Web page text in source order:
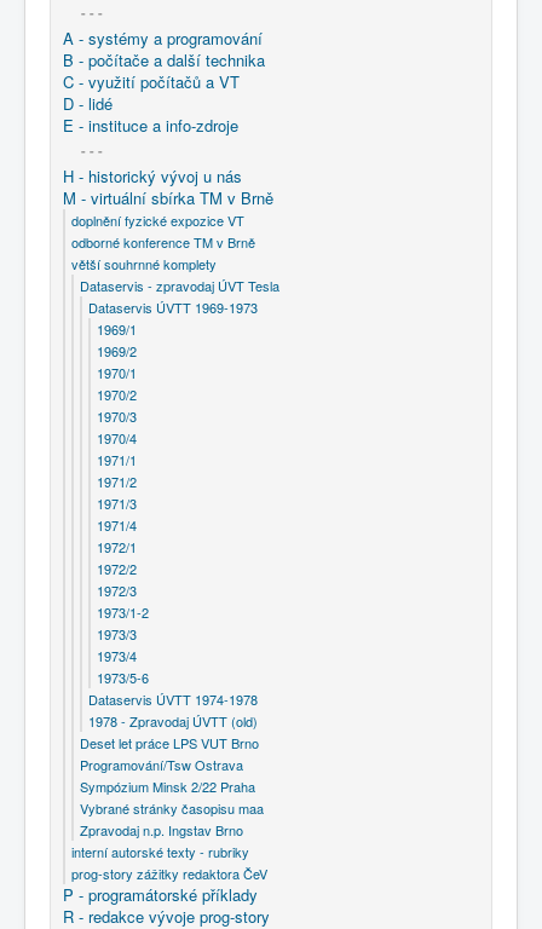
- - -
A - systémy a programování
B - počítače a další technika
C - využití počítačů a VT
D - lidé
E - instituce a info-zdroje
- - -
H - historický vývoj u nás
M - virtuální sbírka TM v Brně
doplnění fyzické expozice VT
odborné konference TM v Brně
větší souhrnné komplety
Dataservis - zpravodaj ÚVT Tesla
Dataservis ÚVTT 1969-1973
1969/1
1969/2
1970/1
1970/2
1970/3
1970/4
1971/1
1971/2
1971/3
1971/4
1972/1
1972/2
1972/3
1973/1-2
1973/3
1973/4
1973/5-6
Dataservis ÚVTT 1974-1978
1978 - Zpravodaj ÚVTT (old)
Deset let práce LPS VUT Brno
Programování/Tsw Ostrava
Sympózium Minsk 2/22 Praha
Vybrané stránky časopisu maa
Zpravodaj n.p. Ingstav Brno
interní autorské texty - rubriky
prog-story zážitky redaktora ČeV
P - programátorské příklady
R - redakce vývoje prog-story